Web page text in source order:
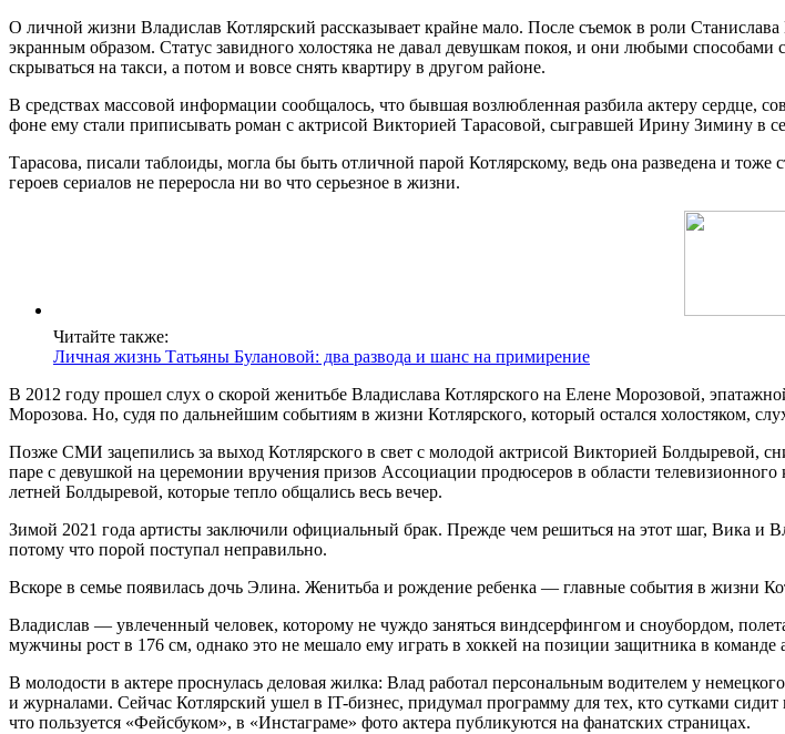
О личной жизни Владислав Котлярский рассказывает крайне мало. После съемок в роли
экранным образом. Статус завидного холостяка не давал девушкам покоя, и они любыми
скрываться на такси, а потом и вовсе снять квартиру в другом районе.
В средствах массовой информации сообщалось, что бывшая возлюбленная разбила актеру сердце,
фоне ему стали приписывать роман с актрисой Викторией Тарасовой, сыгравшей Ирину Зимину в
Тарасова, писали таблоиды, могла бы быть отличной парой Котлярскому, ведь она разведена и
героев сериалов не переросла ни во что серьезное в жизни.
Читайте также:
Личная жизнь Татьяны Булановой: два развода и шанс на примирение
В 2012 году прошел слух о скорой женитьбе Владислава Котлярского на Елене Морозовой,
Морозова. Но, судя по дальнейшим событиям в жизни Котлярского, который остался холостяком,
Позже СМИ зацепились за выход Котлярского в свет с молодой актрисой Викторией Болдыревой,
паре с девушкой на церемонии вручения призов Ассоциации продюсеров в области
летней Болдыревой, которые тепло общались весь вечер.
Зимой 2021 года артисты заключили официальный брак. Прежде чем решиться на этот шаг, Вика и
потому что порой поступал неправильно.
Вскоре в семье появилась дочь Элина. Женитьба и рождение ребенка — главные события в жизни
Владислав — увлеченный человек, которому не чуждо заняться виндсерфингом и сноубордом,
мужчины рост в 176 см, однако это не мешало ему играть в хоккей на позиции защитника в
В молодости в актере проснулась деловая жилка: Влад работал персональным водителем у
и журналами. Сейчас Котлярский ушел в IT-бизнес, придумал программу для тех, кто сутками
что пользуется «Фейсбуком», в «Инстаграме» фото актера публикуются на фанатских страницах.